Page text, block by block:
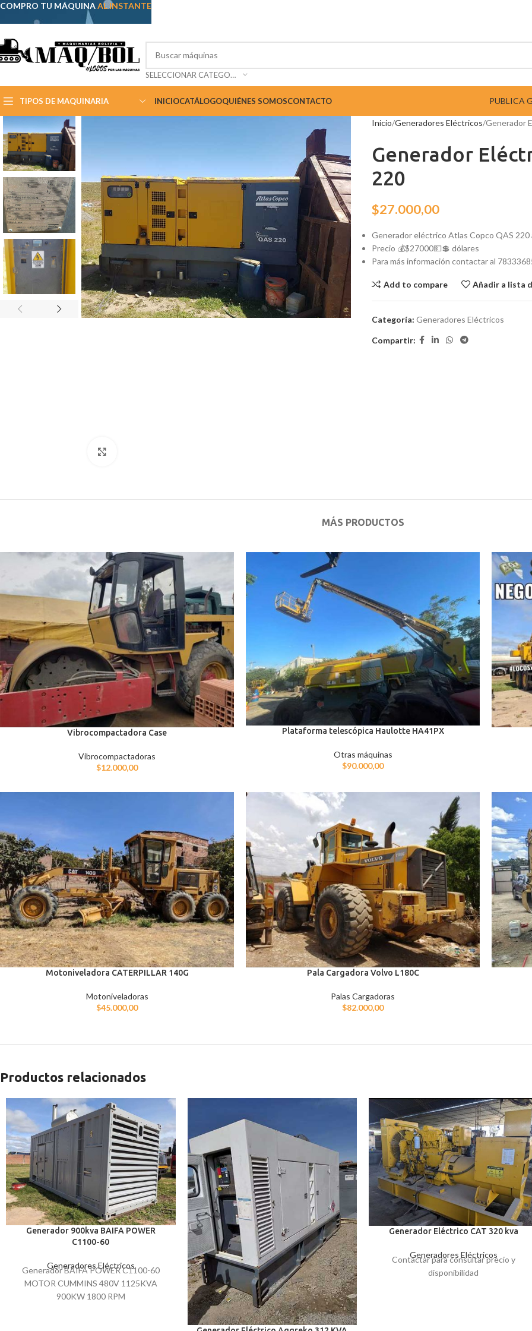
SELECCIONAR CATEGORÍA
TIPOS DE MAQUINARIA INICIOCATÁLOGOQUIÉNES SOMOSCONTACTO PUBLICA
Inicio Generadores Eléctricos Generador
Generador
220
$27.000,00
Generador eléctrico Atlas Copco QAS 220
Precio 💰$27000💵💲 dólares
Para más información contactar al
Add to compare Añadir a lista
Categoría: Generadores Eléctricos
Compartir:
MÁS PRODUCTOS
Vibrocompactadora Case
Vibrocompactadoras
$12.000,00
Plataforma telescópica Haulotte HA41PX
Otras máquinas
$90.000,00
Motoniveladora CATERPILLAR 140G
Motoniveladoras
$45.000,00
Pala Cargadora Volvo L180C
Palas Cargadoras
$82.000,00
Productos relacionados
Generador 900kva BAIFA POWER
C1100-60
Generadores Eléctricos
Generador BAIFA POWER C1100-60
MOTOR CUMMINS 480V 1125KVA
900KW 1800 RPM
Generador Eléctrico CAT 320 kva
Generadores Eléctricos
Contactar para consultar precio y
disponibilidad
COMPRO TU MÁQUINAAL INSTANTE